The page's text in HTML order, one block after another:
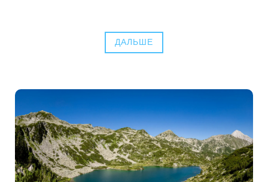
ДАЛЬШЕ